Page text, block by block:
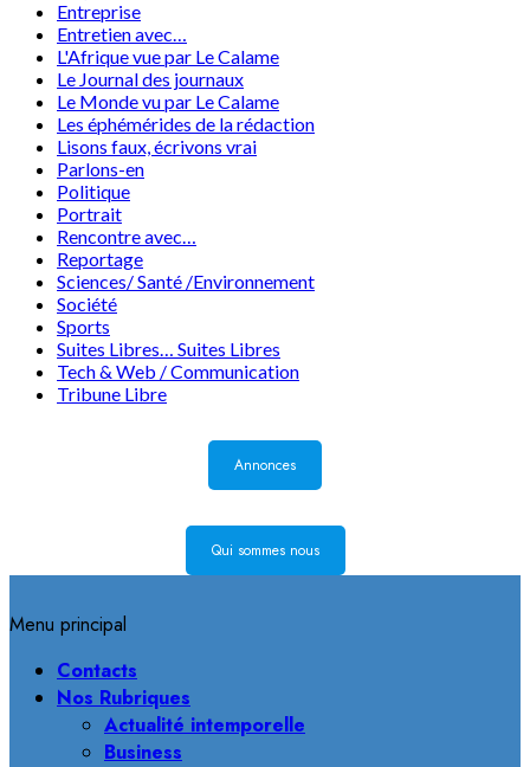
Entreprise
Entretien avec…
L'Afrique vue par Le Calame
Le Journal des journaux
Le Monde vu par Le Calame
Les éphémérides de la rédaction
Lisons faux, écrivons vrai
Parlons-en
Politique
Portrait
Rencontre avec…
Reportage
Sciences/ Santé /Environnement
Société
Sports
Suites Libres… Suites Libres
Tech & Web / Communication
Tribune Libre
Annonces
Qui sommes nous
Menu principal
Contacts
Nos Rubriques
Actualité intemporelle
Business